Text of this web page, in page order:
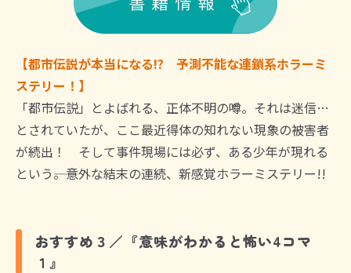
【都市伝説が本当になる!? 予測不能な連鎖系ホラーミ
ステリー！】
「都市伝説」とよばれる、正体不明の噂。それは迷信…
とされていたが、ここ最近得体の知れない現象の被害者
が続出！ そして事件現場には必ず、ある少年が現れる
という――。意外な結末の連続、新感覚ホラーミステリー!!
おすすめ３／『意味がわかると怖い4コマ
１』